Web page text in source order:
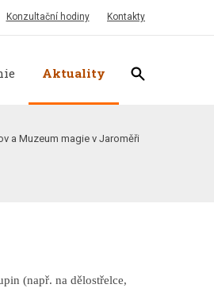
Konzultační hodiny Kontakty
Aktuality
a Muzeum magie v Jaroměři
(např. na dělostřelce,